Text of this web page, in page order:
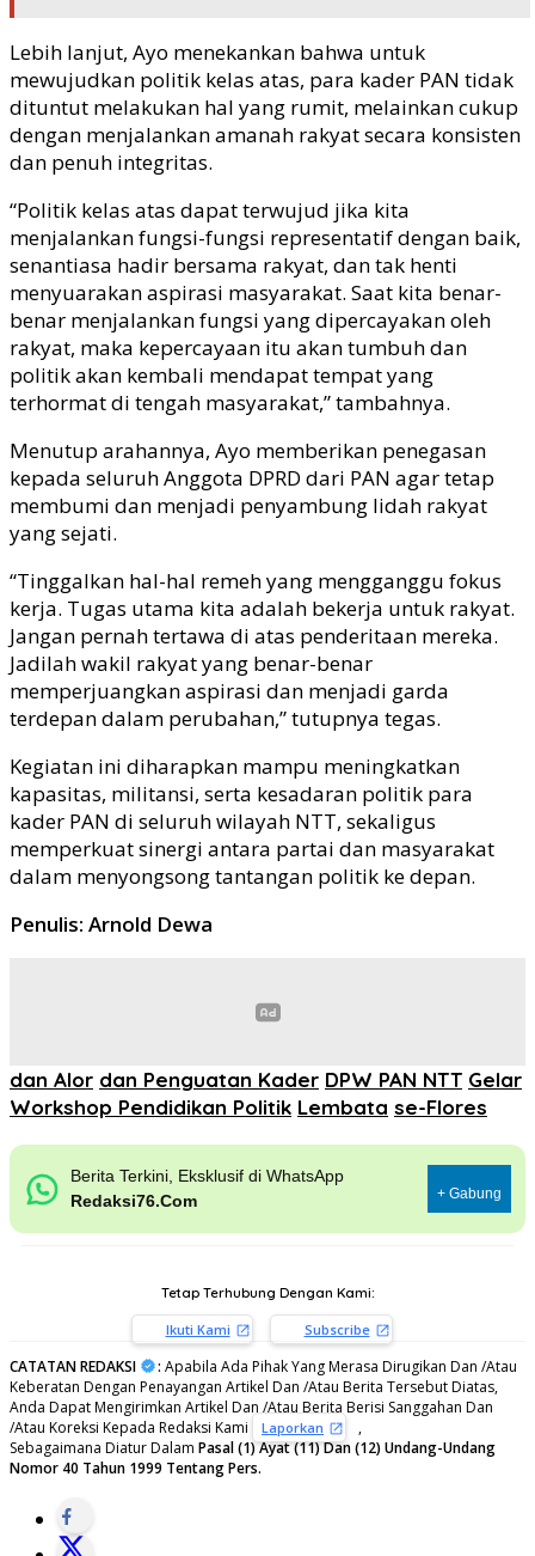
Lebih lanjut, Ayo menekankan bahwa untuk
mewujudkan politik kelas atas, para kader PAN tidak
dituntut melakukan hal yang rumit, melainkan cukup
dengan menjalankan amanah rakyat secara konsisten
dan penuh integritas.
“Politik kelas atas dapat terwujud jika kita
menjalankan fungsi-fungsi representatif dengan baik,
senantiasa hadir bersama rakyat, dan tak henti
menyuarakan aspirasi masyarakat. Saat kita benar-
benar menjalankan fungsi yang dipercayakan oleh
rakyat, maka kepercayaan itu akan tumbuh dan
politik akan kembali mendapat tempat yang
terhormat di tengah masyarakat,” tambahnya.
Menutup arahannya, Ayo memberikan penegasan
kepada seluruh Anggota DPRD dari PAN agar tetap
membumi dan menjadi penyambung lidah rakyat
yang sejati.
“Tinggalkan hal-hal remeh yang mengganggu fokus
kerja. Tugas utama kita adalah bekerja untuk rakyat.
Jangan pernah tertawa di atas penderitaan mereka.
Jadilah wakil rakyat yang benar-benar
memperjuangkan aspirasi dan menjadi garda
terdepan dalam perubahan,” tutupnya tegas.
Kegiatan ini diharapkan mampu meningkatkan
kapasitas, militansi, serta kesadaran politik para
kader PAN di seluruh wilayah NTT, sekaligus
memperkuat sinergi antara partai dan masyarakat
dalam menyongsong tantangan politik ke depan.
Penulis: Arnold Dewa
dan Alor dan Penguatan Kader DPW PAN NTT Gelar
Workshop Pendidikan Politik Lembata se-Flores
Berita Terkini, Eksklusif di WhatsApp
Redaksi76.Com
+ Gabung
Tetap Terhubung Dengan Kami:
Ikuti Kami Subscribe
CATATAN REDAKSI : Apabila Ada Pihak Yang Merasa Dirugikan Dan /Atau
Keberatan Dengan Penayangan Artikel Dan /Atau Berita Tersebut Diatas,
Anda Dapat Mengirimkan Artikel Dan /Atau Berita Berisi Sanggahan Dan
/Atau Koreksi Kepada Redaksi Kami
Laporkan
,
Sebagaimana Diatur Dalam Pasal (1) Ayat (11) Dan (12) Undang-Undang
Nomor 40 Tahun 1999 Tentang Pers.